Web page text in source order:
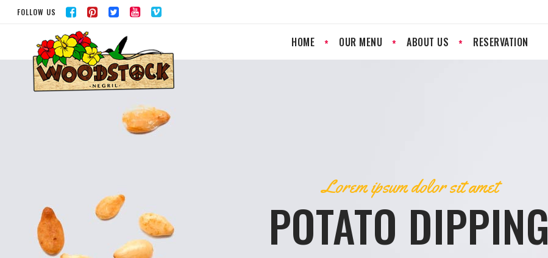
FOLLOW US
HOME OUR MENU ABOUT US RESERVATION
Lorem ipsum dolor sit amet
POTATO DIPPING